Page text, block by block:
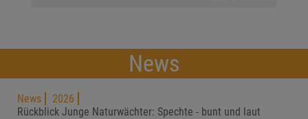
News
News
2026
Rückblick Junge Naturwächter: Spechte - bunt und laut